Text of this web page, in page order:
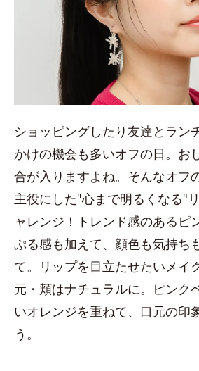
ショッピングしたり友達とラン
かけの機会も多いオフの日。お
合が入りますよね。そんなオフ
主役にした"心まで明るくなる"
ャレンジ！トレンド感のあるピ
ぷる感も加えて、顔色も気持ち
て。リップを目立たせたいメイ
元・頬はナチュラルに。ピンク
いオレンジを重ねて、口元の印
う。